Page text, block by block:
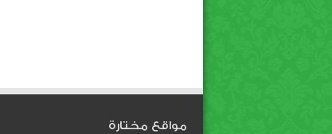
مواقع مختارة